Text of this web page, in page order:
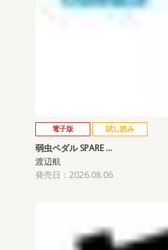
電子版 試し読み
弱虫ペダル SPARE …
渡辺航
発売日：2026.08.06